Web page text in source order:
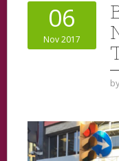
06
Nov 2017